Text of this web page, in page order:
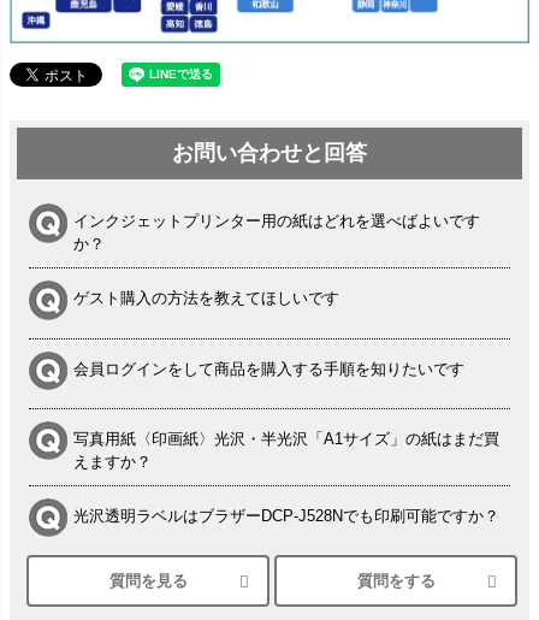
お問い合わせと回答
インクジェットプリンター用の紙はどれを選べばよいです
か？
ゲスト購入の方法を教えてほしいです
会員ログインをして商品を購入する手順を知りたいです
写真用紙〈印画紙〉光沢・半光沢「A1サイズ」の紙はまだ買
えますか？
光沢透明ラベルはブラザーDCP-J528Nでも印刷可能ですか？
シルバーペーパーにEPSON EP-30VAで印刷するときの設定
は？
質問を見る 質問をする